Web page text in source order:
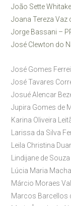
João Sette
Joana Tereza Vaz
Jorge Bassani –
José Clewton do
José Gomes
José Tavares
Josué Alencar
Jupira Gomes de
Karina Oliveira
Larissa da Silva
Leila Christina
Lindijane de
Lúcia Maria
Márcio Moraes
Marcos Barcellos